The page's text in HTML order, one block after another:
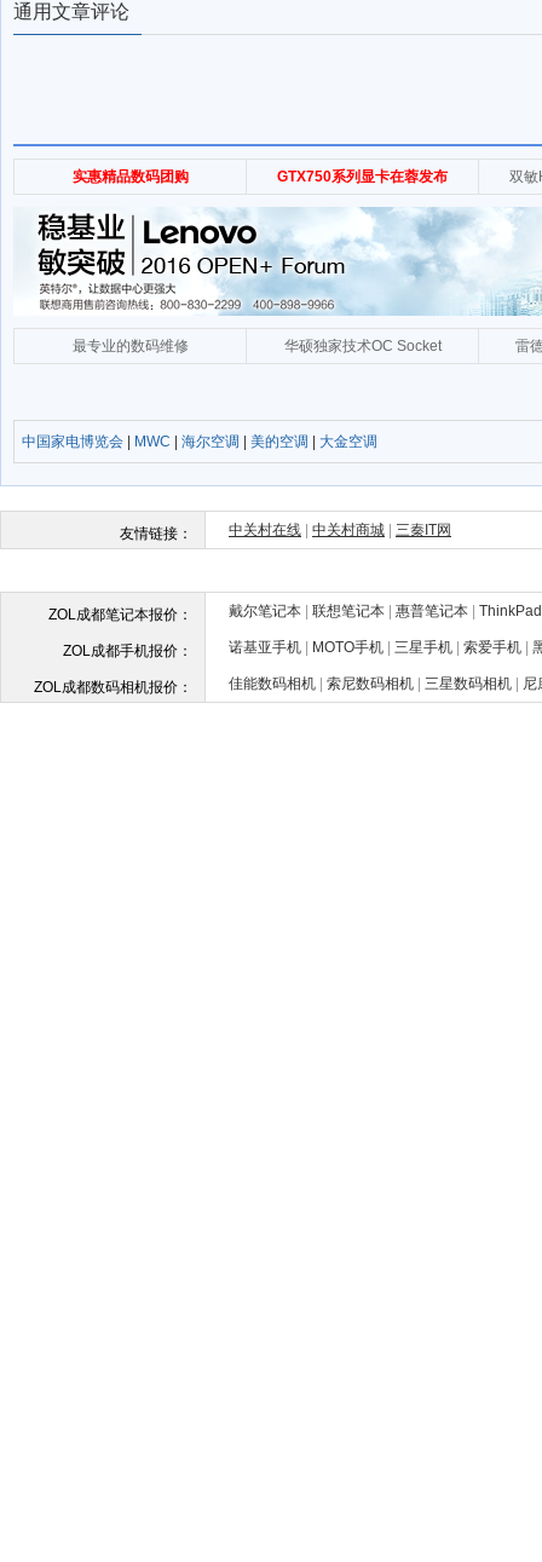
通用文章评论
中国家电博览会 MWC 海尔空调 美的空调 大金空调
ZOL成都笔记本报价： 戴尔笔记本 联想笔记本 惠普笔记本
ZOL成都手机报价： 诺基亚手机 MOTO手机 三星手机 索爱手机
ZOL成都数码相机报价： 佳能数码相机 索尼数码相机 三星数码相机 尼